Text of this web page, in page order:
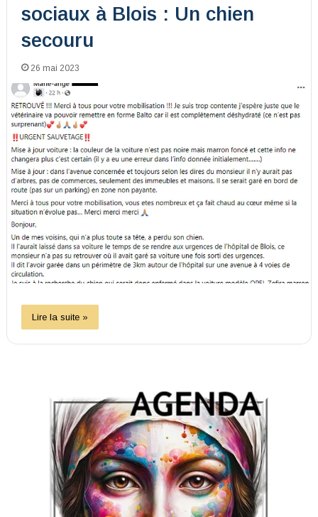
sociaux à Blois : Un chien
secouru
26 mai 2023
Lire la suite »